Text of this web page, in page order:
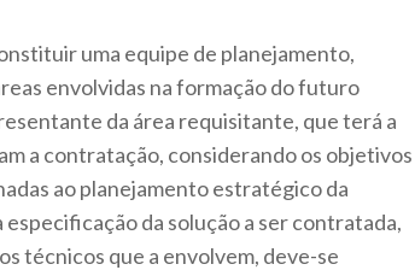
uma equipe de planejamento,
envolvidas na formação do futuro
da área requisitante, que terá a
a contratação, considerando os objetivos
ao planejamento estratégico da
da solução a ser contratada,
técnicos que a envolvem, deve-se